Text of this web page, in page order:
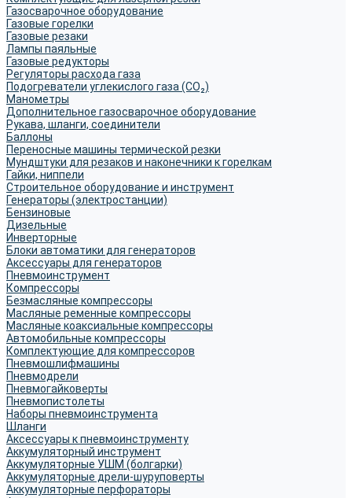
Газосварочное оборудование
Газовые горелки
Газовые резаки
Лампы паяльные
Газовые редукторы
Регуляторы расхода газа
Подогреватели углекислого газа (CO₂)
Манометры
Дополнительное газосварочное оборудование
Рукава, шланги, соединители
Баллоны
Переносные машины термической резки
Мундштуки для резаков и наконечники к горелкам
Гайки, ниппели
Строительное оборудование и инструмент
Генераторы (электростанции)
Бензиновые
Дизельные
Инверторные
Блоки автоматики для генераторов
Аксессуары для генераторов
Пневмоинструмент
Компрессоры
Безмасляные компрессоры
Масляные ременные компрессоры
Масляные коаксиальные компрессоры
Автомобильные компрессоры
Комплектующие для компрессоров
Пневмошлифмашины
Пневмодрели
Пневмогайковерты
Пневмопистолеты
Наборы пневмоинструмента
Шланги
Аксессуары к пневмоинструменту
Аккумуляторный инструмент
Аккумуляторные УШМ (болгарки)
Аккумуляторные дрели-шуруповерты
Аккумуляторные перфораторы